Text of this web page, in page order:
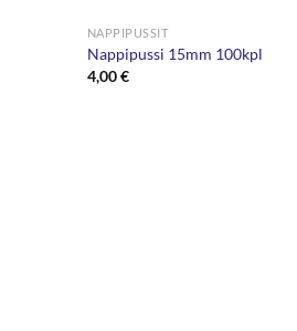
NAPPIPUSSIT
Nappipussi 15mm 100kpl
4,00€